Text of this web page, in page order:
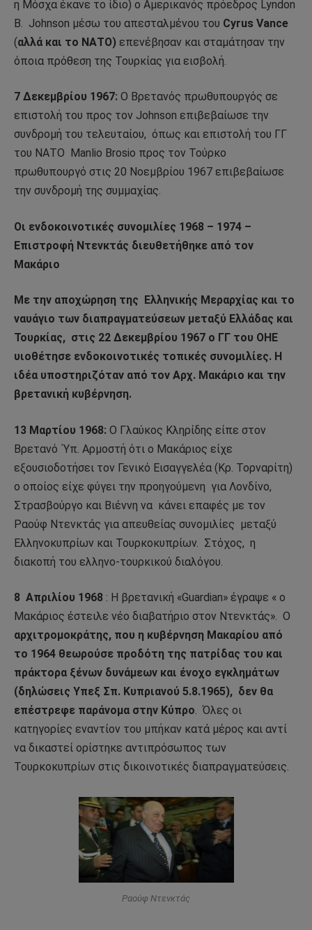
η Μόσχα έκανε το ίδιο) ο Αμερικανός πρόεδρος Lyndon
B.
Johnson μέσω του απεσταλμένου του Cyrus Vance
(αλλά και το ΝΑΤΟ) επενέβησαν και σταμάτησαν την
όποια πρόθεση της Τουρκίας για εισβολή.
7 Δεκεμβρίου 1967: Ο Βρετανός πρωθυπουργός σε
επιστολή του προς τον Johnson επιβεβαίωσε την
συνδρομή του τελευταίου, όπως και επιστολή του ΓΓ
του ΝΑΤΟ Manlio Brosio προς τον Τούρκο
πρωθυπουργό στις 20 Νοεμβρίου 1967 επιβεβαίωσε
την συνδρομή της συμμαχίας.
Οι ενδοκοινοτικές συνομιλίες 1968 – 1974 –
Επιστροφή Ντενκτάς διευθετήθηκε από τον
Μακάριο
Με την αποχώρηση της
Ελληνικής Μεραρχίας και το
ναυάγιο των διαπραγματεύσεων μεταξύ Ελλάδας και
Τουρκίας, στις 22 Δεκεμβρίου 1967 ο ΓΓ του ΟΗΕ
υιοθέτησε ενδοκοινοτικές τοπικές συνομιλίες. Η
ιδέα υποστηριζόταν από τον Αρχ. Μακάριο και την
βρετανική κυβέρνηση.
13 Μαρτίου 1968: Ο Γλαύκος Κληρίδης είπε στον
Βρετανό ΄Υπ. Αρμοστή ότι ο Μακάριος είχε
εξουσιοδοτήσει τον Γενικό Εισαγγελέα (Κρ. Τορναρίτη)
ο οποίος είχε φύγει την προηγούμενη για Λονδίνο,
Στρασβούργο και Βιέννη να κάνει επαφές με τον
Ραούφ Ντενκτάς για απευθείας συνομιλίες μεταξύ
Ελληνοκυπρίων και Τουρκοκυπρίων. Στόχος, η
διακοπή του ελληνο-τουρκικού διαλόγου.
8 Απριλίου 1968 : Η βρετανική «Guardian» έγραψε « ο
Μακάριος έστειλε νέο διαβατήριο στον Ντενκτάς». Ο
αρχιτρομοκράτης, που η κυβέρνηση Μακαρίου από
το 1964 θεωρούσε προδότη της πατρίδας του και
πράκτορα ξένων δυνάμεων και ένοχο εγκλημάτων
(δηλώσεις Υπεξ Σπ. Κυπριανού 5.8.1965), δεν θα
επέστρεφε παράνομα στην Κύπρο. Όλες οι
κατηγορίες εναντίον του μπήκαν κατά μέρος και αντί
να δικαστεί ορίστηκε αντιπρόσωπος των
Τουρκοκυπρίων στις δικοινοτικές διαπραγματεύσεις.
Ραούφ Ντενκτάς